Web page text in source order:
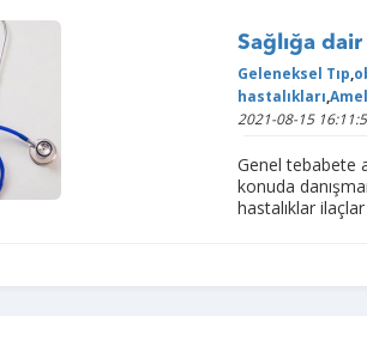
Sağlığa
Geleneksel Tıp
hastalıkları
2021-08-15
Genel tebabete
konuda
hastalıklar